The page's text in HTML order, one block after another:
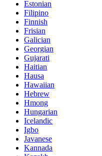
Estonian
Filipino
Finnish
Frisian
Galician
Georgian
Gujarati
Haitian
Hausa
Hawaiian
Hebrew
Hmong
Hungarian
Icelandic
Igbo
Javanese
Kannada